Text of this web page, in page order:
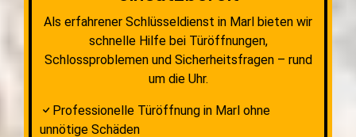
Als erfahrener Schlüsseldienst in Marl bieten wir
schnelle Hilfe bei Türöffnungen,
Schlossproblemen und Sicherheitsfragen – rund
um die Uhr.
Professionelle Türöffnung in Marl ohne
unnötige Schäden